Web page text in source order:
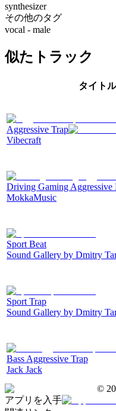
synthesizer
その他のタグ
vocal - male
似たトラック
タイトル
Aggressive Trap
Vibecraft
Driving Gaming Aggressive
MokkaMusic
Sport Beat
Sound Gallery by Dmitry
Sport Trap
Sound Gallery by Dmitry
Bass Aggressive Trap
Jack Jack
©
アプリを入手